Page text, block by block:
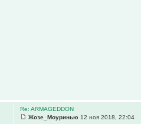
Re: ARMAGEDDON
Жозе_Моуринью 12 ноя 2018, 22:04